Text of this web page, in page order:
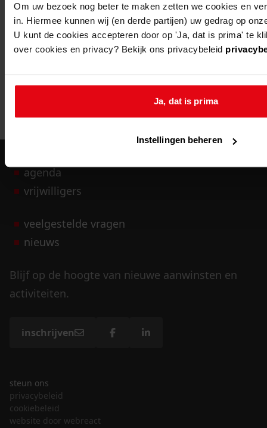
Om uw bezoek nog beter te maken zetten we cookies en
in. Hiermee kunnen wij (en derde partijen) uw gedrag op
U kunt de cookies accepteren door op 'Ja, dat is prima' te
over cookies en privacy? Bekijk ons privacybeleid
Ja, dat is prima
Instellingen beheren
492
493
494
...
agenda
vrijwilligers
veelgestelde vragen
nieuws
Blijf op de hoogte van nieuwe aanwinsten en
activiteiten.
inschrijven
steun ons
privacybeleid
cookiebeleid
website door webreact